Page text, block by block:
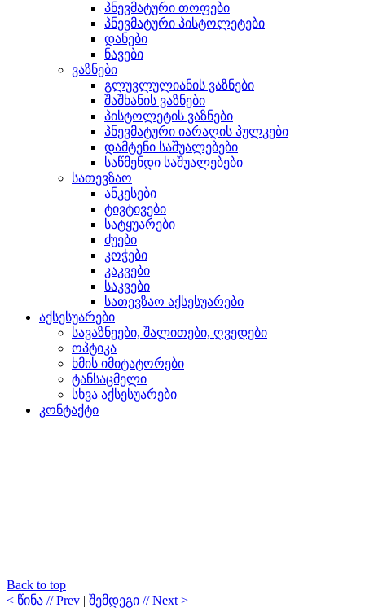
პნევმატური თოფები
პნევმატური პისტოლეტები
დანები
ნავები
ვაზნები
გლუვლულიანის ვაზნები
შაშხანის ვაზნები
პისტოლეტის ვაზნები
პნევმატური იარაღის პულკები
დამტენი საშუალებები
საწმენდი საშუალებები
სათევზაო
ანკესები
ტივტივები
სატყუარები
ძუები
კოჭები
კაკვები
საკვები
სათევზაო აქსესუარები
აქსესუარები
სავაზნეები, შალითები, ღვედები
ოპტიკა
ხმის იმიტატორები
ტანსაცმელი
სხვა აქსესუარები
კონტაქტი
Back to top
< წინა // Prev | შემდეგი // Next >